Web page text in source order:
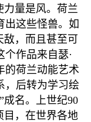
力量是风。荷兰
出这些怪兽。如
敌，而且甚至可
个作品来自瑟·
的荷兰动能艺术
，后转为学习绘
”成名。上世纪90
目，在世界各地